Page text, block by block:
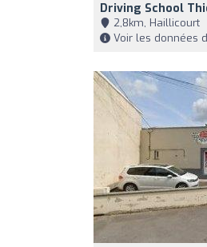
Driving School
2,8km, Haillicourt
Voir les données